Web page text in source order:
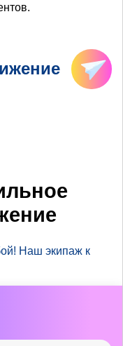
Наш экипаж к